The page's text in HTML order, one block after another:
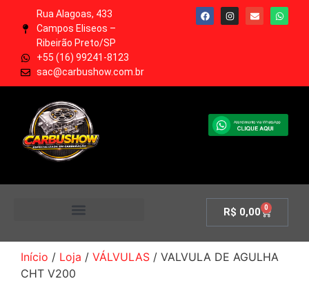
Rua Alagoas, 433
Campos Eliseos –
Ribeirão Preto/SP
+55 (16) 99241-8123
sac@carbushow.com.br
R$ 0,00 0
Início / Loja / VÁLVULAS / VALVULA DE AGULHA
CHT V200